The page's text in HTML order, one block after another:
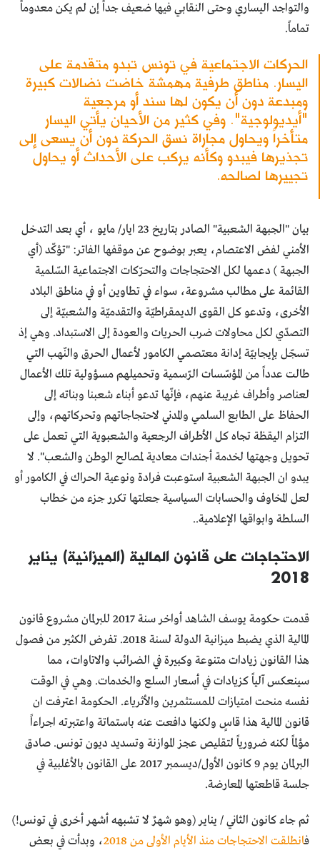
والتواجد اليساري وحتى النقابي فيها ضعيف جداً إن لم يكن معدوماً
تماماً.
الحركات الاجتماعية في تونس تبدو متقدمة على
اليسار. مناطق طرفية مهمشة خاضت نضالات كبيرة
ومبدعة دون أن يكون لها سند أو مرجعية
"أيديولوجية". وفي كثير من الأحيان يأتي اليسار
متأخراً ويحاول مجاراة نسق الحركة دون أن يسعى إلى
تجذيرها فيبدو وكأنه يركب على الأحداث أو يحاول
تجييرها لصالحه.
بيان "الجبهة الشعبية" الصادر بتاريخ 23 ايار/ مايو ، أي بعد التدخل
الأمني لفض الاعتصام، يعبر بوضوح عن موقفها الفاتر: "تؤكّد (أي
الجبهة ) دعمها لكل الاحتجاجات والتحرّكات الاجتماعية السّلمية
القائمة على مطالب مشروعة، سواء في تطاوين أو في مناطق البلاد
الأخرى، وتدعو كل القوى الديمقراطيّة والتقدميّة والشعبيّة إلى
التصدّي لكل محاولات ضرب الحريات والعودة إلى الاستبداد. وهي إذ
تسجّل بإيجابيّة إدانة معتصمي الكامور لأعمال الحرق والنّهب التي
طالت عدداً من المؤسّسات الرّسمية وتحميلهم مسؤولية تلك الأعمال
لعناصر وأطراف غريبة عنهم، فإنّها تدعو أبناء شعبنا وبناته إلى
الحفاظ على الطابع السلمي والمدني لاحتجاجاتهم وتحركاتهم، وإلى
التزام اليقظة تجاه كل الأطراف الرجعية والشعبوية التي تعمل على
تحويل وجهتها لخدمة أجندات معادية لمصالح الوطن والشعب". لا
يبدو ان الجبهة الشعبية استوعبت فرادة ونوعية الحراك في الكامور أو
لعل المخاوف والحسابات السياسية جعلتها تكرر جزء من خطاب
السلطة وابواقها الإعلامية..
الاحتجاجات على قانون المالية (الميزانية) يناير
2018
قدمت حكومة يوسف الشاهد أواخر سنة 2017 للبرلمان مشروع قانون
المالية الذي يضبط ميزانية الدولة لسنة 2018. تفرض الكثير من فصول
هذا القانون زيادات متنوعة وكبيرة في الضرائب والاتاوات، مما
سينعكس آلياً كزيادات في أسعار السلع والخدمات. وهي في الوقت
نفسه منحت امتيازات للمستثمرين والأثرياء. الحكومة اعترفت ان
قانون المالية هذا قاسٍ ولكنها دافعت عنه باستماتة واعتبرته اجراءاً
مؤلماً لكنه ضرورياً لتقليص عجز الموازنة وتسديد ديون تونس. صادق
البرلمان يوم 9 كانون الأول/ديسمبر 2017 على القانون بالأغلبية في
جلسة قاطعتها المعارضة.
ثم جاء كانون الثاني / يناير (وهو شهرٌ لا تشبهه أشهر أخرى في تونس!)
فانطلقت الاحتجاجات منذ الأيام الأولى من 2018
، وبدأت في بعض